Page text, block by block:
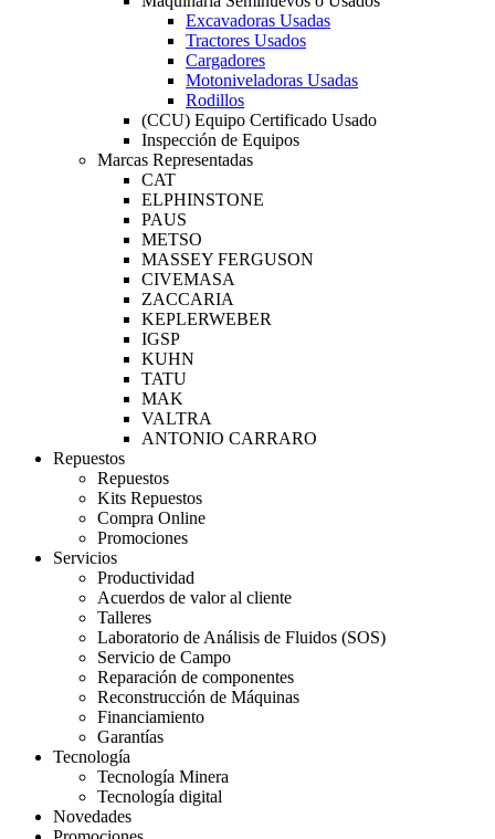
Excavadoras Usadas
Tractores Usados
Cargadores
Motoniveladoras Usadas
Rodillos
(CCU) Equipo Certificado Usado
Inspección de Equipos
Marcas Representadas
CAT
ELPHINSTONE
PAUS
METSO
MASSEY FERGUSON
CIVEMASA
ZACCARIA
KEPLERWEBER
IGSP
KUHN
TATU
MAK
VALTRA
ANTONIO CARRARO
Repuestos
Repuestos
Kits Repuestos
Compra Online
Promociones
Servicios
Productividad
Acuerdos de valor al cliente
Talleres
Laboratorio de Análisis de Fluidos (SOS)
Servicio de Campo
Reparación de componentes
Reconstrucción de Máquinas
Financiamiento
Garantías
Tecnología
Tecnología Minera
Tecnología digital
Novedades